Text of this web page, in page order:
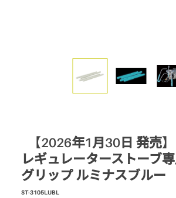
【2026年1月30日 発売】
レギュレーターストーブ
グリップ ルミナスブルー
ST-3105LUBL